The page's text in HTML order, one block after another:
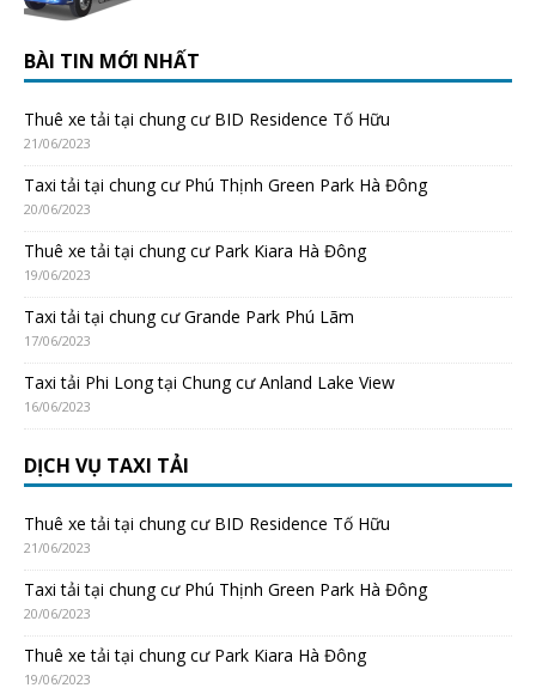
BÀI TIN MỚI NHẤT
Thuê xe tải tại chung cư BID Residence Tố Hữu
21/06/2023
Taxi tải tại chung cư Phú Thịnh Green Park Hà Đông
20/06/2023
Thuê xe tải tại chung cư Park Kiara Hà Đông
19/06/2023
Taxi tải tại chung cư Grande Park Phú Lãm
17/06/2023
Taxi tải Phi Long tại Chung cư Anland Lake View
16/06/2023
DỊCH VỤ TAXI TẢI
Thuê xe tải tại chung cư BID Residence Tố Hữu
21/06/2023
Taxi tải tại chung cư Phú Thịnh Green Park Hà Đông
20/06/2023
Thuê xe tải tại chung cư Park Kiara Hà Đông
19/06/2023